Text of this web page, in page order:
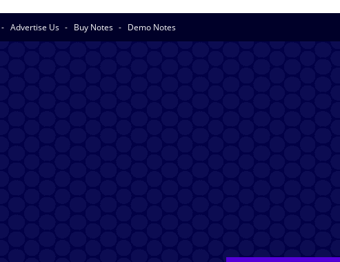
Advertise Us Buy Notes Demo Notes